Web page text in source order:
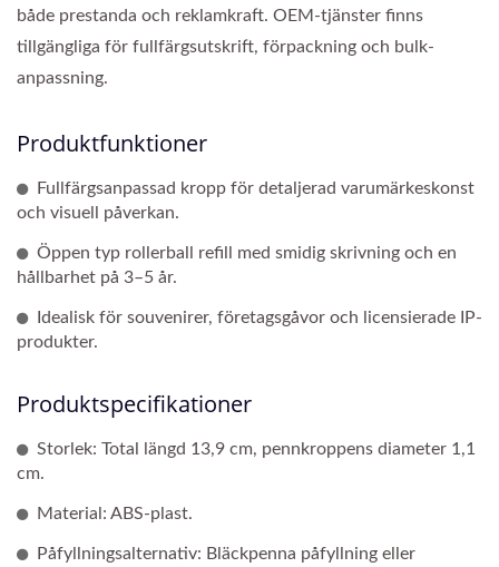
både prestanda och reklamkraft. OEM-tjänster finns
tillgängliga för fullfärgsutskrift, förpackning och bulk-
anpassning.
Produktfunktioner
Fullfärgsanpassad kropp för detaljerad varumärkeskonst
och visuell påverkan.
Öppen typ rollerball refill med smidig skrivning och en
hållbarhet på 3–5 år.
Idealisk för souvenirer, företagsgåvor och licensierade IP-
produkter.
Produktspecifikationer
Storlek: Total längd 13,9 cm, pennkroppens diameter 1,1
cm.
Material: ABS-plast.
Påfyllningsalternativ: Bläckpenna påfyllning eller